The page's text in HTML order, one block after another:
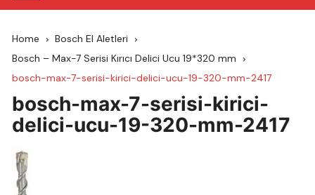
Home
Bosch El Aletleri
Bosch – Max-7 Serisi Kırıcı Delici Ucu 19*320 mm
bosch-max-7-serisi-kirici-delici-ucu-19-320-mm-2417
bosch-max-7-serisi-kirici-
delici-ucu-19-320-mm-2417